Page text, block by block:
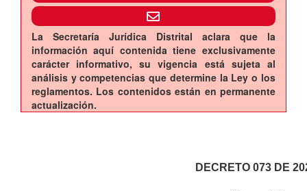
La Secretaría Jurídica Distrital aclara que la
información aquí contenida tiene exclusivamente
carácter informativo, su vigencia está sujeta al
análisis y competencias que determine la Ley o los
reglamentos. Los contenidos están en permanente
actualización.
DECRETO 073 DE